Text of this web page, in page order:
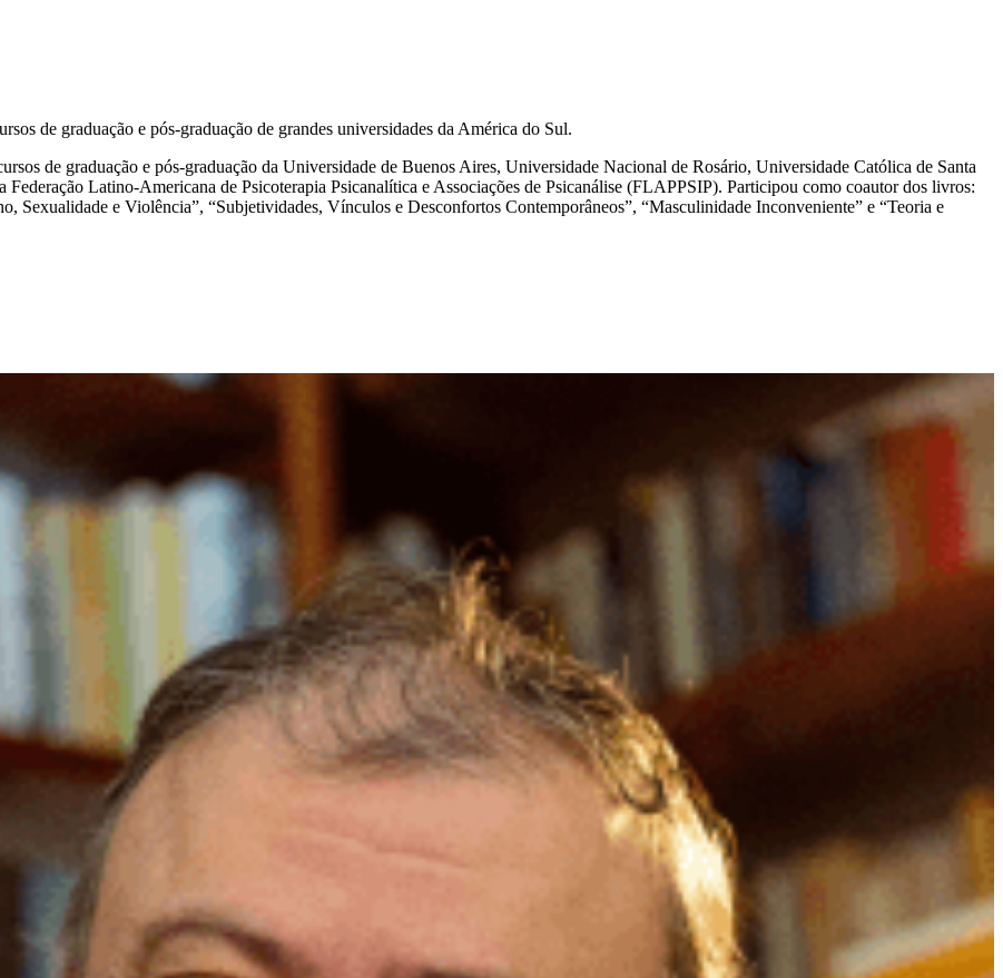
de graduação e pós-graduação de grandes universidades da América do Sul.
de graduação e pós-graduação da Universidade de Buenos Aires, Universidade Nacional de Rosário, Universidade Católica de Santa
Latino-Americana de Psicoterapia Psicanalítica e Associações de Psicanálise (FLAPPSIP). Participou como coautor dos livros:
Sexualidade e Violência”, “Subjetividades, Vínculos e Desconfortos Contemporâneos”, “Masculinidade Inconveniente” e “Teoria e